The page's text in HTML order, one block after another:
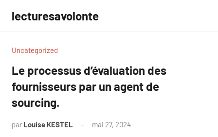
contenu
lecturesavolonte
Uncategorized
Le processus d’évaluation des
fournisseurs par un agent de
sourcing.
par Louise KESTEL mai 27, 2024